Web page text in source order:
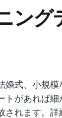
ング
婚式、小規模
トがあれば細
されます。詳